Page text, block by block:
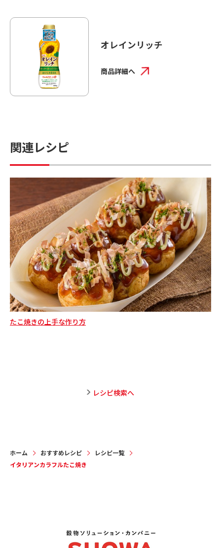
オレインリッチ
商品詳細へ
関連レシピ
たこ焼きの上手な作り方
レシピ検索へ
ホーム おすすめレシピ
レシピ一覧
イタリアンカラフルたこ焼き